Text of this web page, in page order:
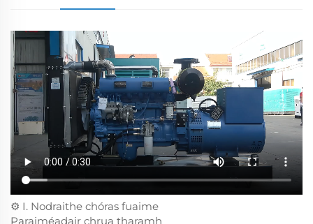
⚙️ I. Nodraithe chóras fuaime
Paraiméadair chrua tharamh